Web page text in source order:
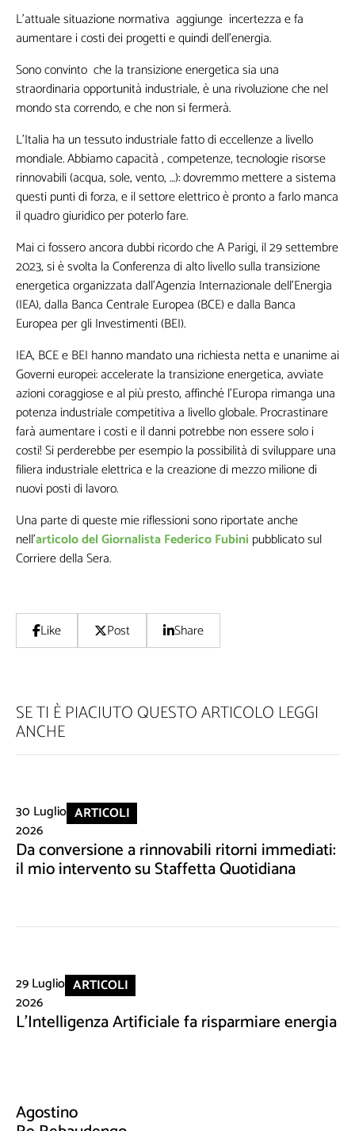
L’attuale situazione normativa aggiunge incertezza e fa
aumentare i costi dei progetti e quindi dell'energia.
Sono convinto che la transizione energetica sia una
straordinaria opportunità industriale, è una rivoluzione che nel
mondo sta correndo, e che non si fermerà.
L'Italia ha un tessuto industriale fatto di eccellenze a livello
mondiale. Abbiamo capacità , competenze, tecnologie risorse
rinnovabili (acqua, sole, vento, …): dovremmo mettere a sistema
questi punti di forza, e il settore elettrico è pronto a farlo manca
il quadro giuridico per poterlo fare.
Mai ci fossero ancora dubbi ricordo che A Parigi, il 29 settembre
2023, si è svolta la Conferenza di alto livello sulla transizione
energetica organizzata dall’Agenzia Internazionale dell’Energia
(IEA), dalla Banca Centrale Europea (BCE) e dalla Banca
Europea per gli Investimenti (BEI).
IEA, BCE e BEI hanno mandato una richiesta netta e unanime ai
Governi europei: accelerate la transizione energetica, avviate
azioni coraggiose e al più presto, affinché l’Europa rimanga una
potenza industriale competitiva a livello globale. Procrastinare
farà aumentare i costi e il danni potrebbe non essere solo i
costi! Si perderebbe per esempio la possibilità di sviluppare una
filiera industriale elettrica e la creazione di mezzo milione di
nuovi posti di lavoro.
Una parte di queste mie riflessioni sono riportate anche
nell’articolo del Giornalista Federico Fubini pubblicato sul
Corriere della Sera.
Like Post Share
SE TI È PIACIUTO QUESTO ARTICOLO LEGGI
ANCHE
30 Luglio
2026
ARTICOLI
Da conversione a rinnovabili ritorni immediati:
il mio intervento su Staffetta Quotidiana
29 Luglio
2026
ARTICOLI
L'Intelligenza Artificiale fa risparmiare energia
Agostino